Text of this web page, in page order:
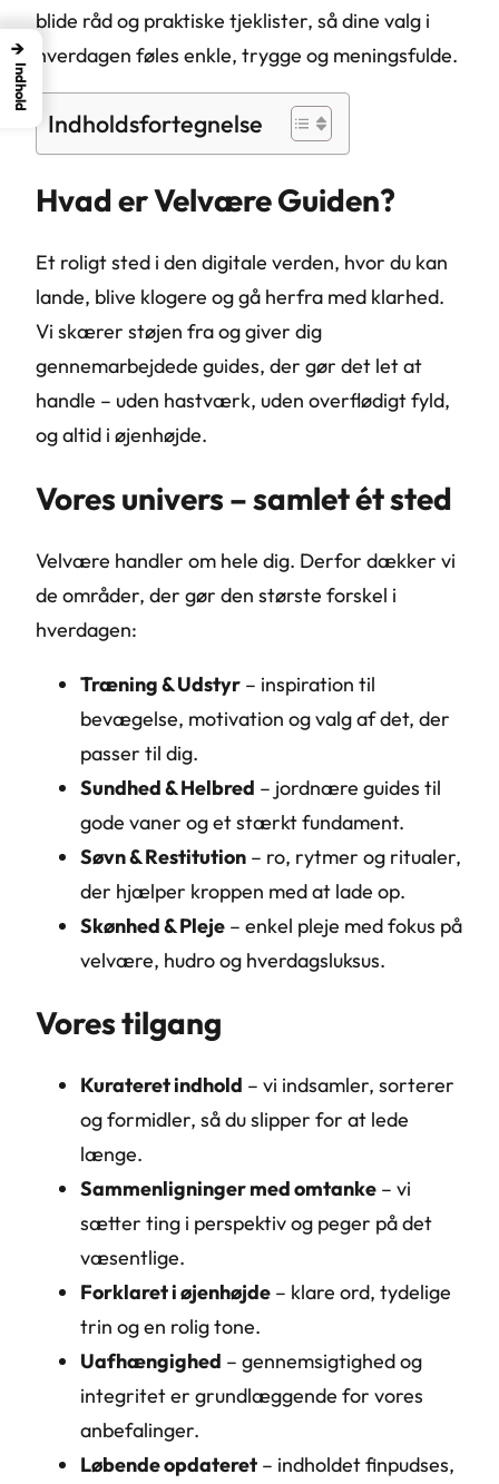
blide råd og praktiske tjeklister, så dine valg i
hverdagen føles enkle, trygge og meningsfulde.
Indholdsfortegnelse
Hvad er Velvære Guiden?
Et roligt sted i den digitale verden, hvor du kan
lande, blive klogere og gå herfra med klarhed.
Vi skærer støjen fra og giver dig
gennemarbejdede guides, der gør det let at
handle – uden hastværk, uden overflødigt fyld,
og altid i øjenhøjde.
Vores univers – samlet ét sted
Velvære handler om hele dig. Derfor dækker vi
de områder, der gør den største forskel i
hverdagen:
Træning & Udstyr – inspiration til
bevægelse, motivation og valg af det, der
passer til dig.
Sundhed & Helbred – jordnære guides til
gode vaner og et stærkt fundament.
Søvn & Restitution – ro, rytmer og ritualer,
der hjælper kroppen med at lade op.
Skønhed & Pleje – enkel pleje med fokus på
velvære, hudro og hverdagsluksus.
Vores tilgang
Kurateret indhold – vi indsamler, sorterer
og formidler, så du slipper for at lede
længe.
Sammenligninger med omtanke – vi
sætter ting i perspektiv og peger på det
væsentlige.
Forklaret i øjenhøjde – klare ord, tydelige
trin og en rolig tone.
Uafhængighed – gennemsigtighed og
integritet er grundlæggende for vores
anbefalinger.
Løbende opdateret – indholdet finpudses,
→
Indhold